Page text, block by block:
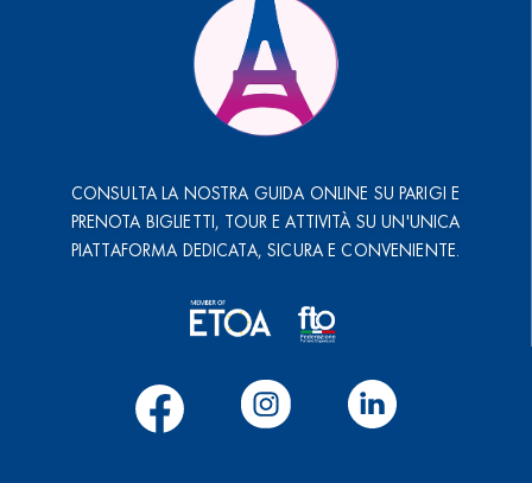
CONSULTA LA NOSTRA GUIDA ONLINE SU PARIGI E
PRENOTA BIGLIETTI, TOUR E ATTIVITÀ SU UN'UNICA
PIATTAFORMA DEDICATA, SICURA E CONVENIENTE.